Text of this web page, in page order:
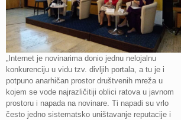
„Internet je novinarima donio jednu nelojalnu
konkurenciju u vidu tzv. divljih portala, a tu je i
potpuno anarhičan prostor društvenih mreža u
kojem se vode najrazličitiji oblici ratova u javnom
prostoru i napada na novinare. Ti napadi su vrlo
često jedno sistematsko uništavanje reputacije i